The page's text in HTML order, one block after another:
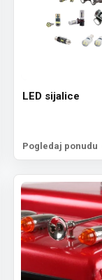
LED sijalice
Pogledaj ponudu